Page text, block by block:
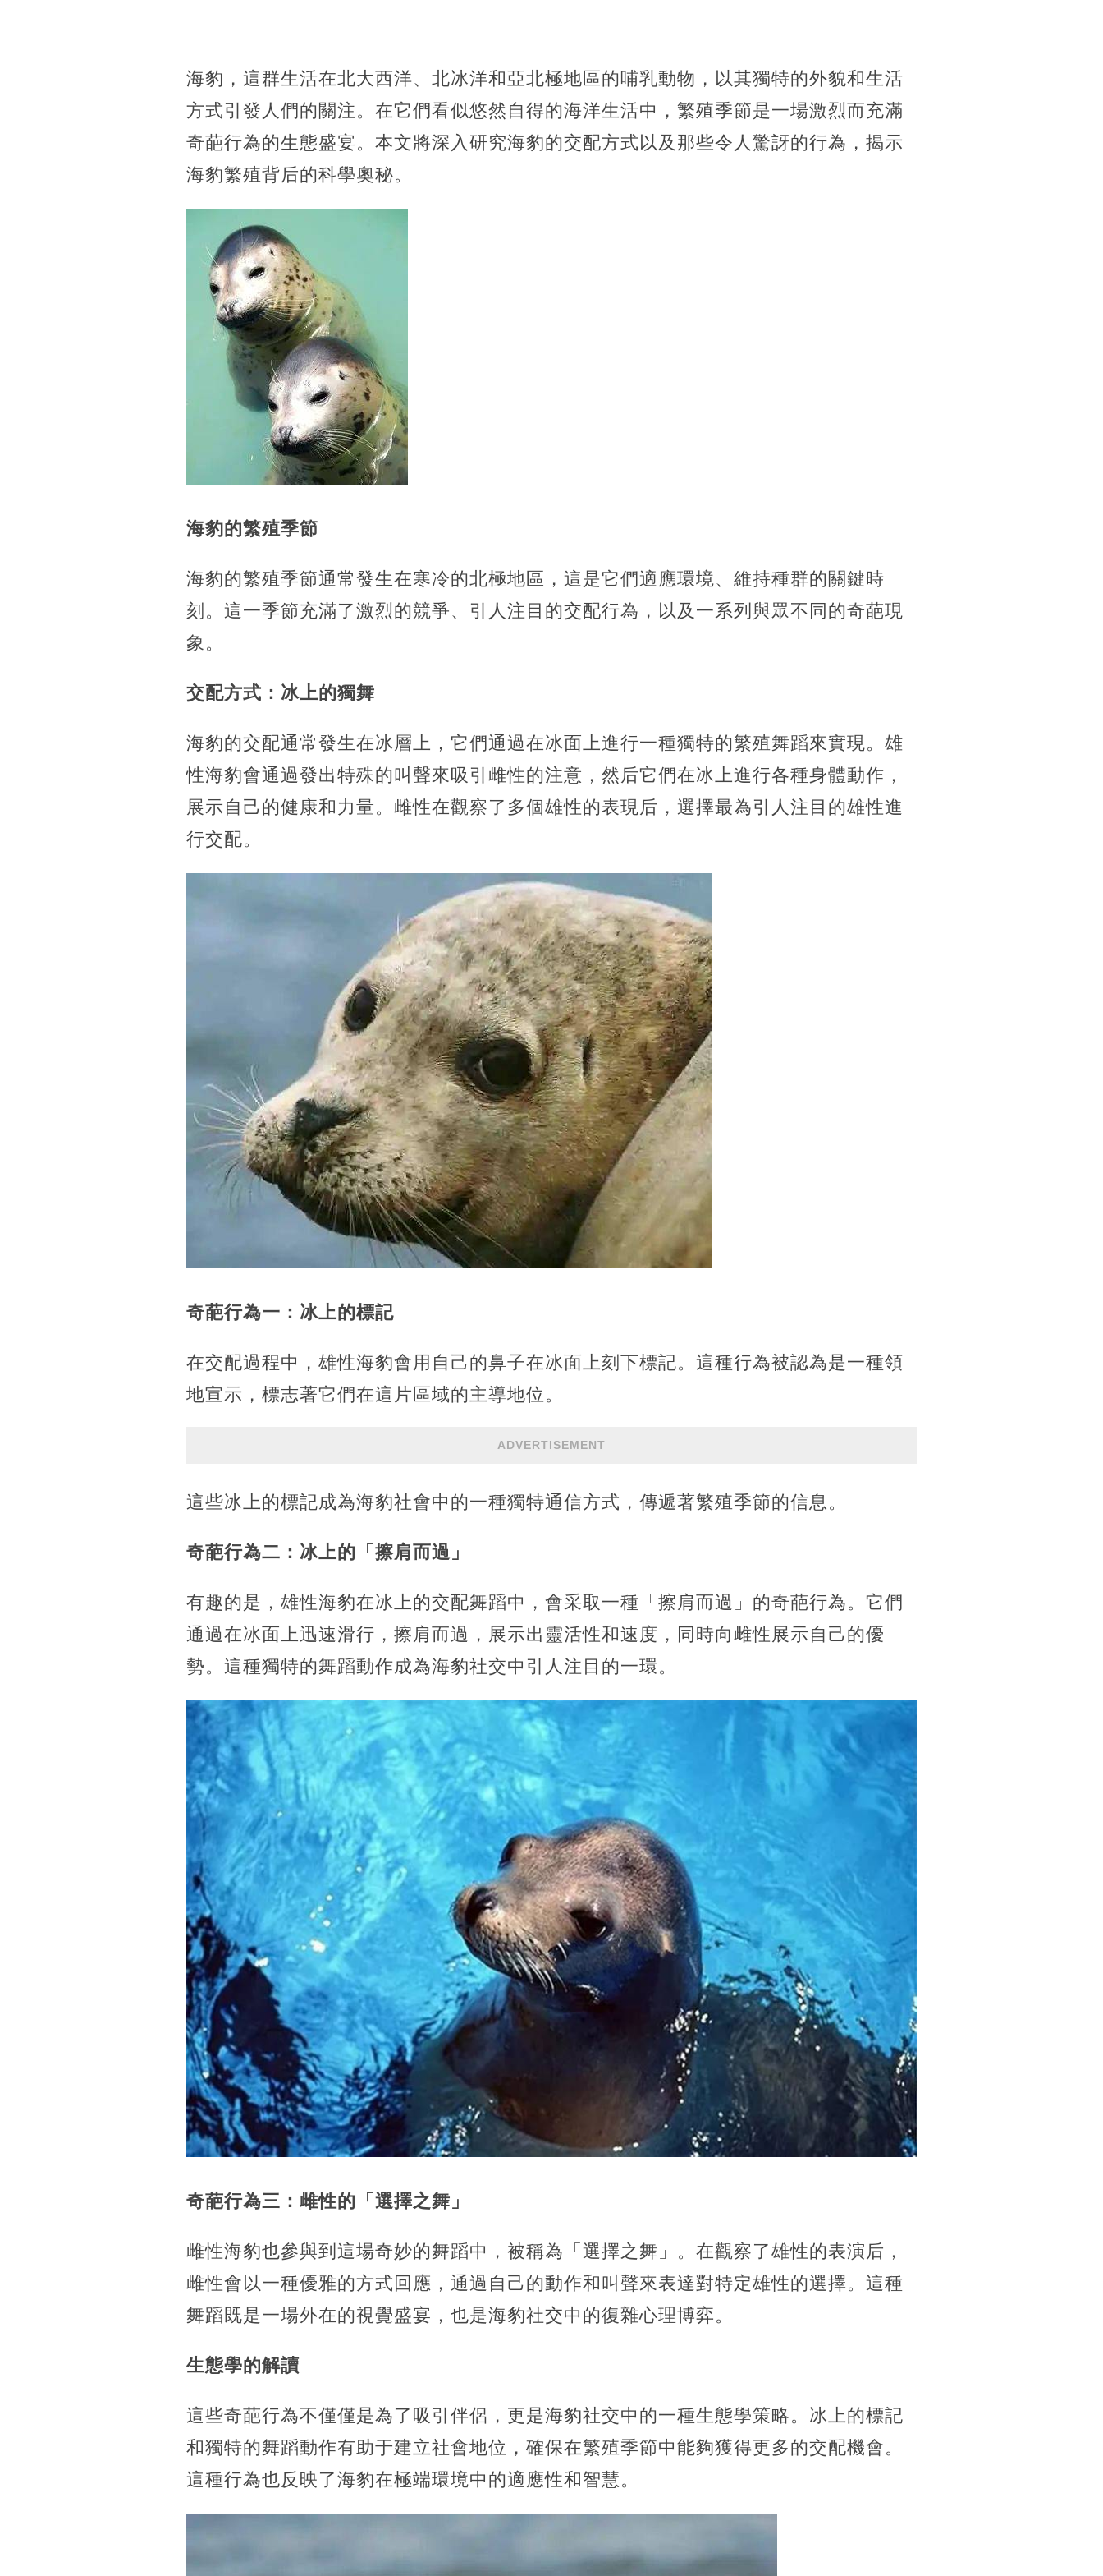
海豹，這群生活在北大西洋、北冰洋和亞北極地區的哺乳動物，以其獨特的外貌和生活
方式引發人們的關注。在它們看似悠然自得的海洋生活中，繁殖季節是一場激烈而充滿
奇葩行為的生態盛宴。本文將深入研究海豹的交配方式以及那些令人驚訝的行為，揭示
海豹繁殖背后的科學奧秘。
海豹的繁殖季節
海豹的繁殖季節通常發生在寒冷的北極地區，這是它們適應環境、維持種群的關鍵時
刻。這一季節充滿了激烈的競爭、引人注目的交配行為，以及一系列與眾不同的奇葩現
象。
交配方式：冰上的獨舞
海豹的交配通常發生在冰層上，它們通過在冰面上進行一種獨特的繁殖舞蹈來實現。雄
性海豹會通過發出特殊的叫聲來吸引雌性的注意，然后它們在冰上進行各種身體動作，
展示自己的健康和力量。雌性在觀察了多個雄性的表現后，選擇最為引人注目的雄性進
行交配。
奇葩行為一：冰上的標記
在交配過程中，雄性海豹會用自己的鼻子在冰面上刻下標記。這種行為被認為是一種領
地宣示，標志著它們在這片區域的主導地位。
ADVERTISEMENT
這些冰上的標記成為海豹社會中的一種獨特通信方式，傳遞著繁殖季節的信息。
奇葩行為二：冰上的「擦肩而過」
有趣的是，雄性海豹在冰上的交配舞蹈中，會采取一種「擦肩而過」的奇葩行為。它們
通過在冰面上迅速滑行，擦肩而過，展示出靈活性和速度，同時向雌性展示自己的優
勢。這種獨特的舞蹈動作成為海豹社交中引人注目的一環。
奇葩行為三：雌性的「選擇之舞」
雌性海豹也參與到這場奇妙的舞蹈中，被稱為「選擇之舞」。在觀察了雄性的表演后，
雌性會以一種優雅的方式回應，通過自己的動作和叫聲來表達對特定雄性的選擇。這種
舞蹈既是一場外在的視覺盛宴，也是海豹社交中的復雜心理博弈。
生態學的解讀
這些奇葩行為不僅僅是為了吸引伴侶，更是海豹社交中的一種生態學策略。冰上的標記
和獨特的舞蹈動作有助于建立社會地位，確保在繁殖季節中能夠獲得更多的交配機會。
這種行為也反映了海豹在極端環境中的適應性和智慧。